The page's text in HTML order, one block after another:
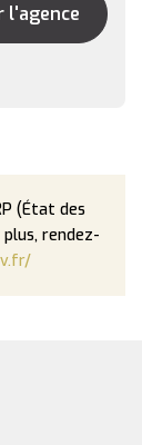
l'agence
(État des
rendez-